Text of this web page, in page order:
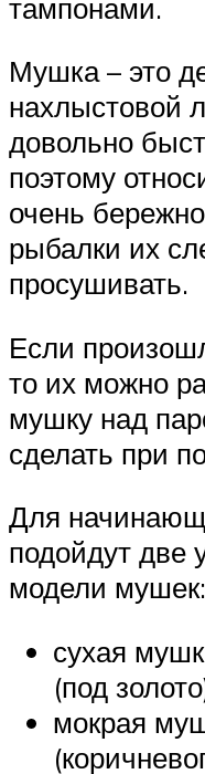
тампонами.
Мушка – это
нахлыстовой
довольно
поэтому
очень
рыбалки их
просушивать.
Если
то их можно
мушку над
сделать при
Для
подойдут две
модели мушек:
сухая
(под
мокрая